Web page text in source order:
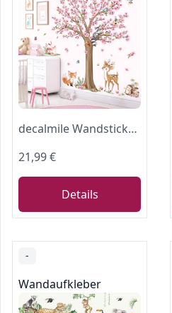
decalmile Wandsticker Kirschblüte Rosa Baum Groß Wandtattoo Tiere Fuchs(XL)
21,99 €
Details
-
Wandaufkleber